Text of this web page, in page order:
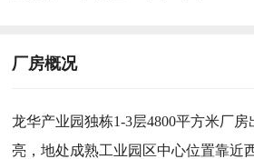
厂房概况
龙华产业园独栋1-3层4800平方米厂
亮，地处成熟工业园区中心位置靠近